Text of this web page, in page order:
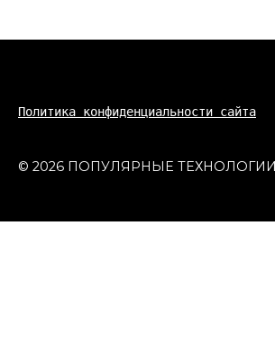
Политика конфиденциальности сайта
© 2026 ПОПУЛЯРНЫЕ ТЕХНОЛОГИИ